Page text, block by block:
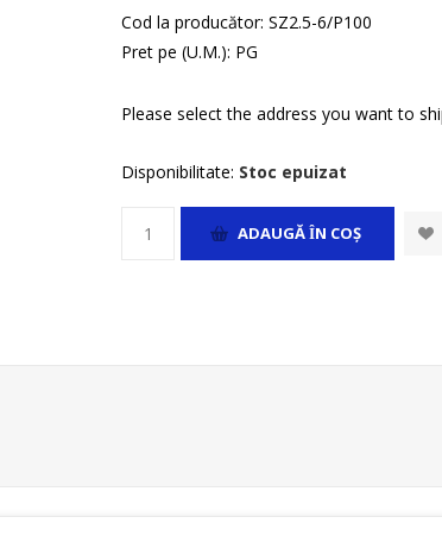
Cod la producător: SZ2.5-6/P100
Pret pe (U.M.): PG
Please select the address you want to
Disponibilitate: Stoc epuizat
ADAUGĂ ȊN COŞ